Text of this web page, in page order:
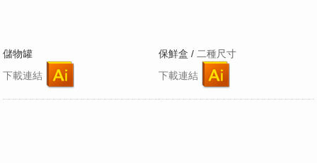
儲物罐
下載連結
保鮮盒 / 二種尺寸
下載連結